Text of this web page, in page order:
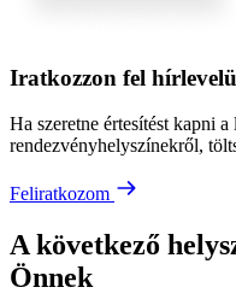
Iratkozzon fel
Ha szeretne értesítést kapni
rendezvényhelyszínekről,
Feliratkozom
A következő
Önnek